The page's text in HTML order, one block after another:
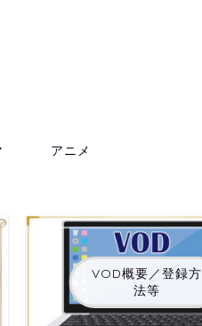
アニメ
VOD概要／登録方
法等